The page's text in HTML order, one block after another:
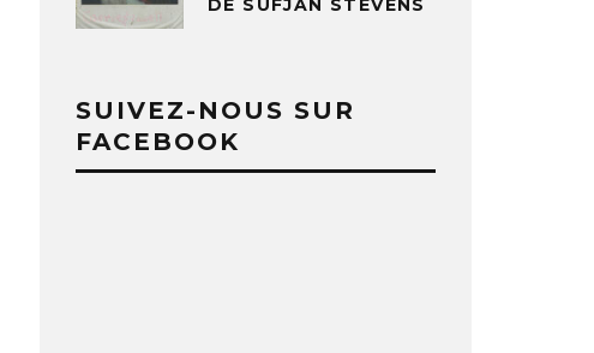
SUIVEZ-NOUS SUR
FACEBOOK